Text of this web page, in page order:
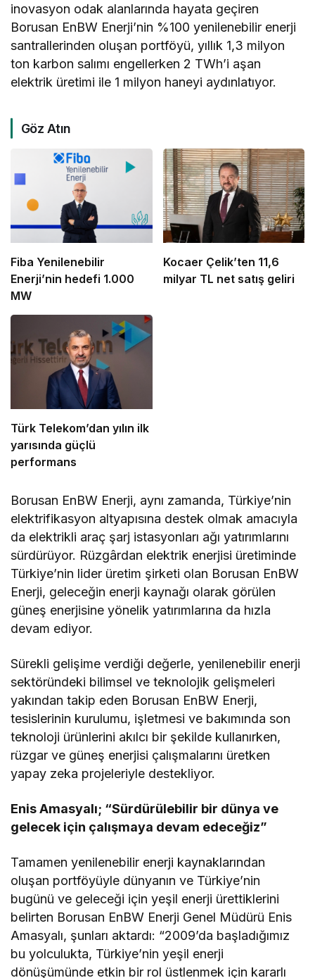
inovasyon odak alanlarında hayata geçiren
Borusan EnBW Enerji’nin %100 yenilenebilir enerji
santrallerinden oluşan portföyü, yıllık 1,3 milyon
ton karbon salımı engellerken 2 TWh’i aşan
elektrik üretimi ile 1 milyon haneyi aydınlatıyor.
Göz Atın
Fiba Yenilenebilir
Enerji’nin hedefi 1.000
MW
Kocaer Çelik’ten 11,6
milyar TL net satış geliri
Türk Telekom’dan yılın ilk
yarısında güçlü
performans
Borusan EnBW Enerji, aynı zamanda, Türkiye’nin
elektrifikasyon altyapısına destek olmak amacıyla
da elektrikli araç şarj istasyonları ağı yatırımlarını
sürdürüyor. Rüzgârdan elektrik enerjisi üretiminde
Türkiye’nin lider üretim şirketi olan Borusan EnBW
Enerji, geleceğin enerji kaynağı olarak görülen
güneş enerjisine yönelik yatırımlarına da hızla
devam ediyor.
Sürekli gelişime verdiği değerle, yenilenebilir enerji
sektöründeki bilimsel ve teknolojik gelişmeleri
yakından takip eden Borusan EnBW Enerji,
tesislerinin kurulumu, işletmesi ve bakımında son
teknoloji ürünlerini akılcı bir şekilde kullanırken,
rüzgar ve güneş enerjisi çalışmalarını üretken
yapay zeka projeleriyle destekliyor.
Enis Amasyalı; “Sürdürülebilir bir dünya ve
gelecek için çalışmaya devam edeceğiz”
Tamamen yenilenebilir enerji kaynaklarından
oluşan portföyüyle dünyanın ve Türkiye’nin
bugünü ve geleceği için yeşil enerji ürettiklerini
belirten Borusan EnBW Enerji Genel Müdürü Enis
Amasyalı, şunları aktardı: “2009’da başladığımız
bu yolculukta, Türkiye’nin yeşil enerji
dönüşümünde etkin bir rol üstlenmek için kararlı